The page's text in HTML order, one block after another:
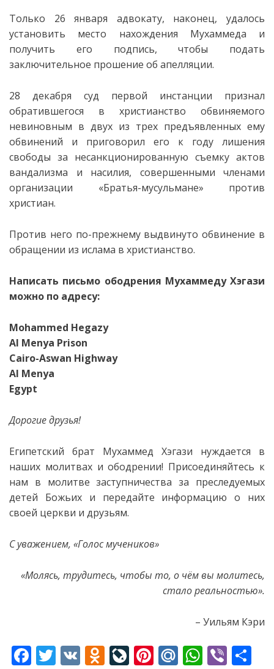
Только 26 января адвокату, наконец, удалось
установить место нахождения Мухаммеда и
получить его подпись, чтобы подать
заключительное прошение об апелляции.
28 декабря суд первой инстанции признал
обратившегося в христианство обвиняемого
невиновным в двух из трех предъявленных ему
обвинений и приговорил его к году лишения
свободы за несанкционированную съемку актов
вандализма и насилия, совершенными членами
организации «Братья-мусульмане» против
христиан.
Против него по-прежнему выдвинуто обвинение в
обращении из ислама в христианство.
Написать письмо ободрения Мухаммеду Хэгази
можно по адресу:
Mohammed Hegazy
Al Menya Prison
Cairo-Aswan Highway
Al Menya
Egypt
Дорогие друзья!
Египетский брат Мухаммед Хэгази нуждается в
наших молитвах и ободрении! Присоединяйтесь к
нам в молитве заступничества за преследуемых
детей Божьих и передайте информацию о них
своей церкви и друзьям.
С уважением, «Голос мучеников»
«Молясь, трудитесь, чтобы то, о чёмвы молитесь,
сталореальностью».
– Уильям Кэри
F T V O Li Pi M W Vi